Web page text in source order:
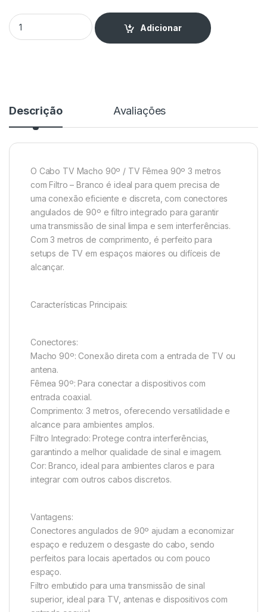
Cabo TV Macho 90º / TV Fêmea 90º 3 metros com Filtro -
Adicionar
Descrição Avaliações
O Cabo TV Macho 90º / TV Fêmea 90º 3 metros
com Filtro – Branco é ideal para quem precisa de
uma conexão eficiente e discreta, com conectores
angulados de 90º e filtro integrado para garantir
uma transmissão de sinal limpa e sem interferências.
Com 3 metros de comprimento, é perfeito para
setups de TV em espaços maiores ou difíceis de
alcançar.
Características Principais:
Conectores:
Macho 90º: Conexão direta com a entrada de TV ou
antena.
Fêmea 90º: Para conectar a dispositivos com
entrada coaxial.
Comprimento: 3 metros, oferecendo versatilidade e
alcance para ambientes amplos.
Filtro Integrado: Protege contra interferências,
garantindo a melhor qualidade de sinal e imagem.
Cor: Branco, ideal para ambientes claros e para
integrar com outros cabos discretos.
Vantagens:
Conectores angulados de 90º ajudam a economizar
espaço e reduzem o desgaste do cabo, sendo
perfeitos para locais apertados ou com pouco
espaço.
Filtro embutido para uma transmissão de sinal
superior, ideal para TV, antenas e dispositivos com